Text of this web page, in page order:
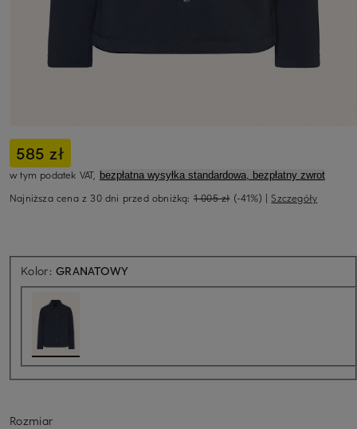
585 zł
w tym podatek VAT, bezpłatna wysyłka standardowa, bezpłatny zwrot
Najniższa cena z 30 dni przed obniżką: 1 005 zł (-41%) |Szczegóły
Kolor:GRANATOWY
Rozmiar